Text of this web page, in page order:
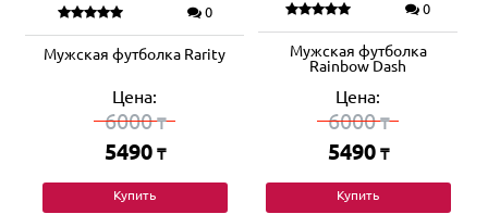
0
Мужская футболка Rarity
Цена:
6000₸
5490 ₸
Купить
0
Мужская футболка
Rainbow Dash
Цена:
6000₸
5490 ₸
Купить